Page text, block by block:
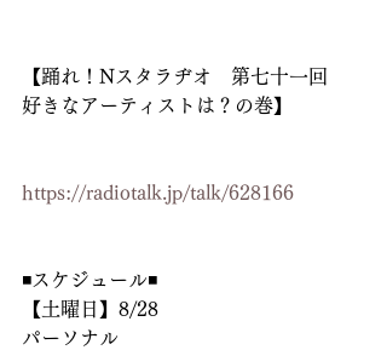
【踊れ！Nスタラヂオ　第七十一回
好きなアーティストは？の巻】
https://radiotalk.jp/talk/628166
◾️スケジュール◾️
【土曜日】8/28
パーソナル